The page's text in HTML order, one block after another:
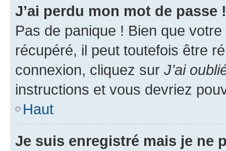
J’ai perdu mon mot de passe !
Pas de panique ! Bien que
récupéré, il peut toutefois être
connexion, cliquez sur J’ai
instructions et vous devriez
Haut
Je suis enregistré mais je ne